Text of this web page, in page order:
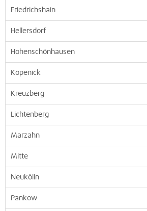
Friedrichshain
Hellersdorf
Hohenschönhausen
Köpenick
Kreuzberg
Lichtenberg
Marzahn
Mitte
Neukölln
Pankow